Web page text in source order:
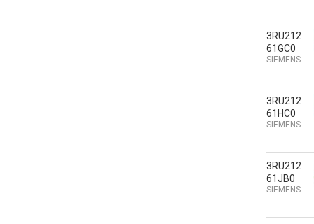
3RU212
61GC0
SIEMENS
3RU212
61HC0
SIEMENS
3RU212
61JB0
SIEMENS